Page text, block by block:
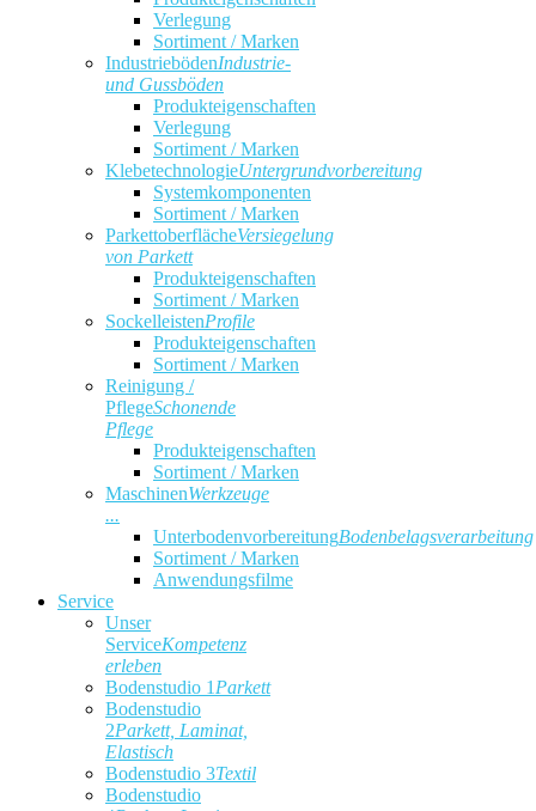
Verlegung
Sortiment / Marken
IndustriebödenIndustrie-
und Gussböden
Produkteigenschaften
Verlegung
Sortiment / Marken
KlebetechnologieUntergrundvorbereitung
Systemkomponenten
Sortiment / Marken
ParkettoberflächeVersiegelung
von Parkett
Produkteigenschaften
Sortiment / Marken
SockelleistenProfile
Produkteigenschaften
Sortiment / Marken
Reinigung /
PflegeSchonende
Pflege
Produkteigenschaften
Sortiment / Marken
MaschinenWerkzeuge
...
UnterbodenvorbereitungBodenbelagsverarbeitung
Sortiment / Marken
Anwendungsfilme
Service
Unser
ServiceKompetenz
erleben
Bodenstudio 1 Parkett
Bodenstudio
2Parkett, Laminat,
Elastisch
Bodenstudio 3Textil
Bodenstudio